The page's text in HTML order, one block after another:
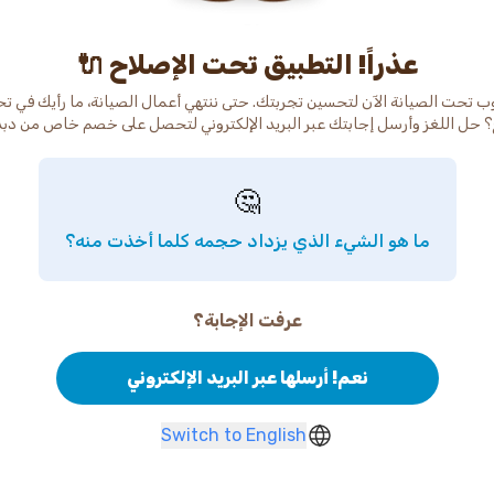
عذراً! التطبيق تحت الإصلاح 🔌
تحت الصيانة الآن لتحسين تجربتك. حتى ننتهي أعمال الصيانة، ما رأيك في
حل اللغز وأرسل إجابتك عبر البريد الإلكتروني لتحصل على خصم خاص من
🤔
ما هو الشيء الذي يزداد حجمه كلما أخذت منه؟
عرفت الإجابة؟
نعم! أرسلها عبر البريد الإلكتروني
Switch to English